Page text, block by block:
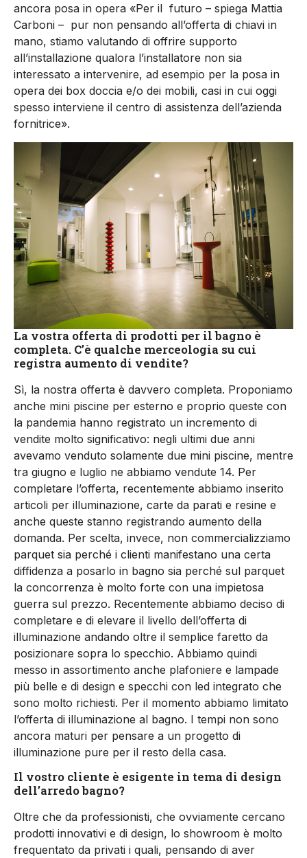
ancora posa in opera «Per il futuro – spiega Mattia
Carboni – pur non pensando all’offerta di chiavi in
mano, stiamo valutando di offrire supporto
all’installazione qualora l’installatore non sia
interessato a intervenire, ad esempio per la posa in
opera dei box doccia e/o dei mobili, casi in cui oggi
spesso interviene il centro di assistenza dell’azienda
fornitrice».
La vostra offerta di prodotti per il bagno è
completa. C’è qualche merceologia su cui
registra aumento di vendite?
Sì, la nostra offerta è davvero completa. Proponiamo
anche mini piscine per esterno e proprio queste con
la pandemia hanno registrato un incremento di
vendite molto significativo: negli ultimi due anni
avevamo venduto solamente due mini piscine, mentre
tra giugno e luglio ne abbiamo vendute 14. Per
completare l’offerta, recentemente abbiamo inserito
articoli per illuminazione, carte da parati e resine e
anche queste stanno registrando aumento della
domanda. Per scelta, invece, non commercializziamo
parquet sia perché i clienti manifestano una certa
diffidenza a posarlo in bagno sia perché sul parquet
la concorrenza è molto forte con una impietosa
guerra sul prezzo. Recentemente abbiamo deciso di
completare e di elevare il livello dell’offerta di
illuminazione andando oltre il semplice faretto da
posizionare sopra lo specchio. Abbiamo quindi
messo in assortimento anche plafoniere e lampade
più belle e di design e specchi con led integrato che
sono molto richiesti. Per il momento abbiamo limitato
l’offerta di illuminazione al bagno. I tempi non sono
ancora maturi per pensare a un progetto di
illuminazione pure per il resto della casa.
Il vostro cliente è esigente in tema di design
dell’arredo bagno?
Oltre che da professionisti, che ovviamente cercano
prodotti innovativi e di design, lo showroom è molto
frequentato da privati i quali, pensando di aver